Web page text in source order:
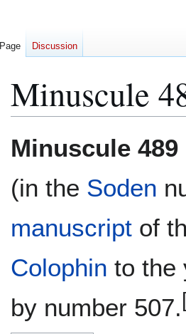
Minuscule
toto
Minuscule 489
(in the Soden
manuscript of
Colophin to the
by number 507.
Page Discussion